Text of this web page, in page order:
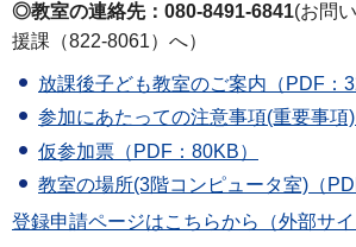
◎教室の連絡先：080-8491-6841(お問
援課（822-8061）へ）
放課後子ども教室のご案内（PDF：
参加にあたっての注意事項(重要事項
仮参加票（PDF：80KB）
教室の場所(3階コンピュータ室)（
登録申請ページはこちらから（外部サイ